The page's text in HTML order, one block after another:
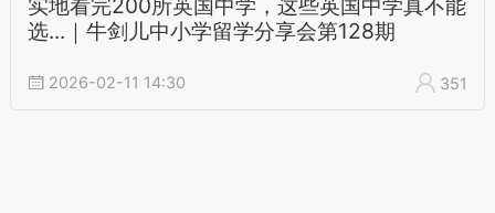
实地看完200所英国中学，这些英国中学真不能
选...｜牛剑儿中小学留学分享会第128期
2026-02-11 14:30 351